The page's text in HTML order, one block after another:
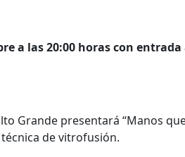
a las 20:00 horas con
Grande presentará “Manos
de vitrofusión.